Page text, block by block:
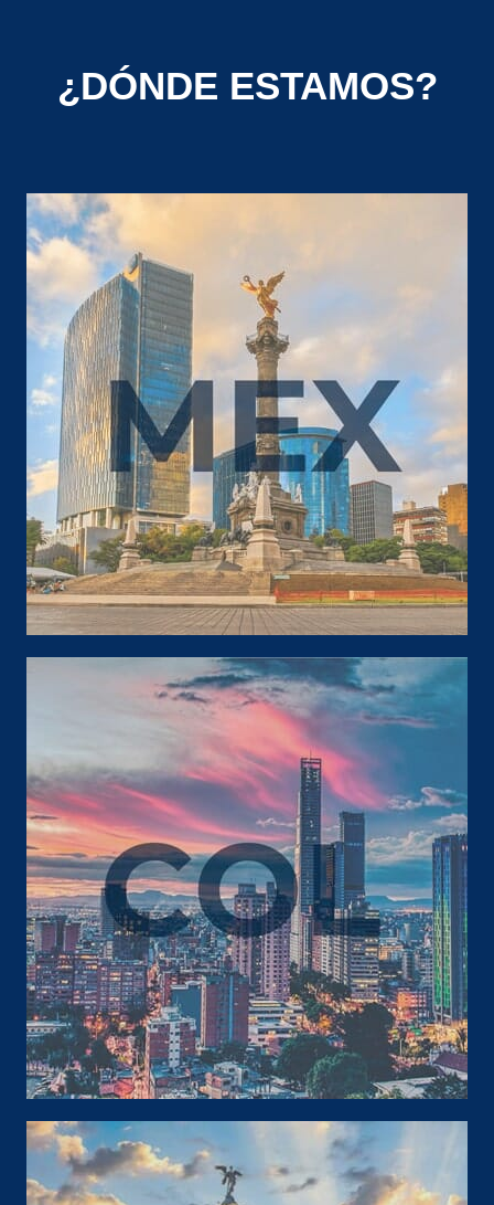
¿DÓNDE ESTAMOS?